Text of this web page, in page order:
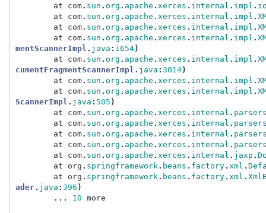
at
com. sun . org . apache . xerces . internal . impl .
at
com. sun . org . apache . xerces . internal . impl .
at
com. sun . org . apache . xerces . internal . impl .
at
com. sun . org . apache . xerces . internal . impl .
mentScannerImpl . java : 1654)
at
com. sun . org . apache . xerces . internal . impl .
cumentFragmentScannerImpl . java : 3014)
at
com. sun . org . apache . xerces . internal . impl .
at
com. sun . org . apache . xerces . internal . impl .
ScannerImpl . java : 505 )
at
com. sun . org . apache . xerces . internal .
at
com. sun . org . apache . xerces . internal .
at
com. sun . org . apache . xerces . internal .
at
com. sun . org . apache . xerces . internal .
at
com. sun . org . apache . xerces . internal . jaxp .
at
org . springframework . beans . factory. xml .
at
org . springframework . beans . factory. xml .
ader. java : 396 )
...
10 more